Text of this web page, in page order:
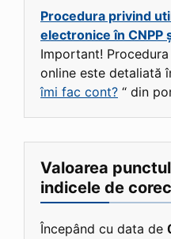
Procedura privind
electronice în CNPP
Important!
online este detaliată
îmi fac cont? “ din
Valoarea
indicele de
Începând cu data de